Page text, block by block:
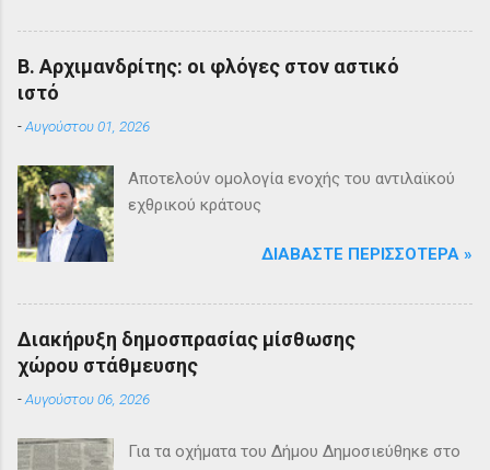
Β. Αρχιμανδρίτης: οι φλόγες στον αστικό
ιστό
-Αυγούστου 01, 2026
Αποτελούν ομολογία ενοχής του αντιλαϊκού
εχθρικού κράτους
ΔΙΑΒΆΣΤΕ ΠΕΡΙΣΣΌΤΕΡΑ »
Διακήρυξη δημοσπρασίας μίσθωσης
χώρου στάθμευσης
-Αυγούστου 06, 2026
Για τα οχήματα του Δήμου Δημοσιεύθηκε στο